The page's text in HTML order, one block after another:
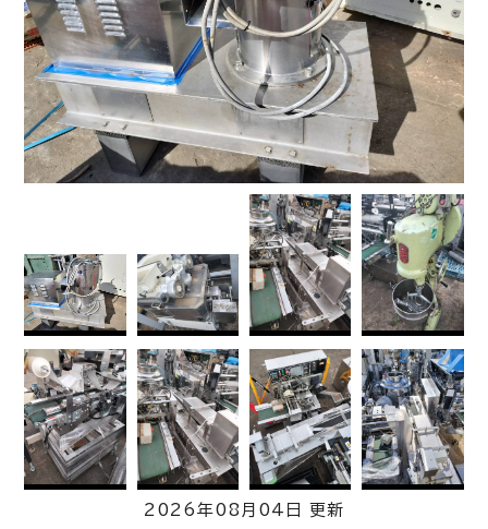
2,025円/kg(税込)
特号銅線
1,962
特号銅Ｂ
2026年08月04日 更新